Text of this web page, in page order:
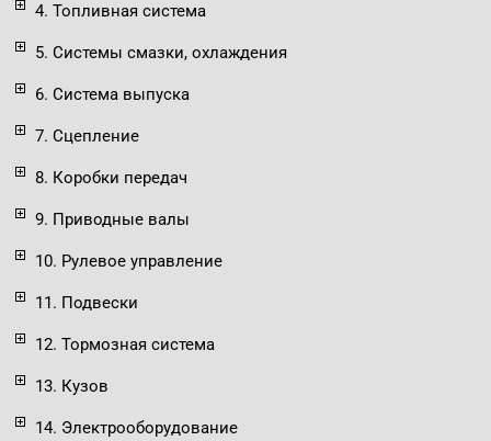
4. Топливная система
5. Системы смазки, охлаждения
6. Система выпуска
7. Сцепление
8. Коробки передач
9. Приводные валы
10. Рулевое управление
11. Подвески
12. Тормозная система
13. Кузов
14. Электрооборудование